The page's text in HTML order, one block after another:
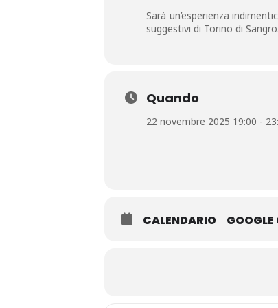
Sarà un’esperienza
suggestivi di Torino di Sangro.
Quando
22 novembre 2025 19:00 -
CALENDARIO